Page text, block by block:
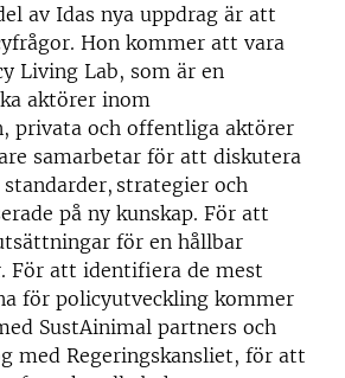
av Idas nya uppdrag är att
Hon kommer att vara
Living Lab, som är en
aktörer inom
privata och offentliga aktörer
samarbetar för att diskutera
strategier och
på ny kunskap. För att
för en hållbar
För att identifiera de mest
för policyutveckling kommer
SustAinimal partners och
med Regeringskansliet, för att